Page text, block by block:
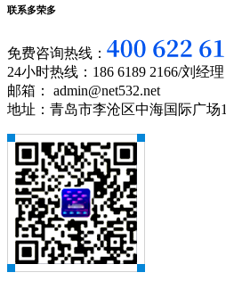
联系多荣多
免费咨询热线：
24小时热线：186 6189 2166/刘经理
邮箱： admin@net532.net
地址：青岛市李沧区中海国际广场